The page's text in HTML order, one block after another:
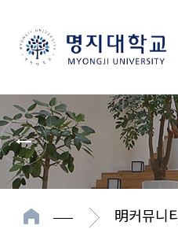
明커뮤니